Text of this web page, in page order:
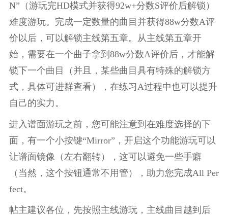
N”（游玩完HD模式并获得92w+分数S评价后解锁）
难度游玩。完成一定数量的曲目并获得88w分数A评
价以后，可以解锁主线第五章。从主线第五章开
始，需要在一个曲子拿到88w分数A评价后，才能解
锁下一个曲目（并且，某些曲目具有特殊的解锁方
式，具体可进群查看），在练习A过程中也可以提升
自己的实力。
进入谱面游玩之前，您可能注意到在难度选择的下
面，有一个小按键“Mirror”，开启这个功能游玩可以
让谱面镜像（左右翻转），这可以避免一些手癖
（当然，这个按钮通常不用管），助力您完成All Per
fect。
帖主建议各位，先按照主线游玩，主线曲目越到后